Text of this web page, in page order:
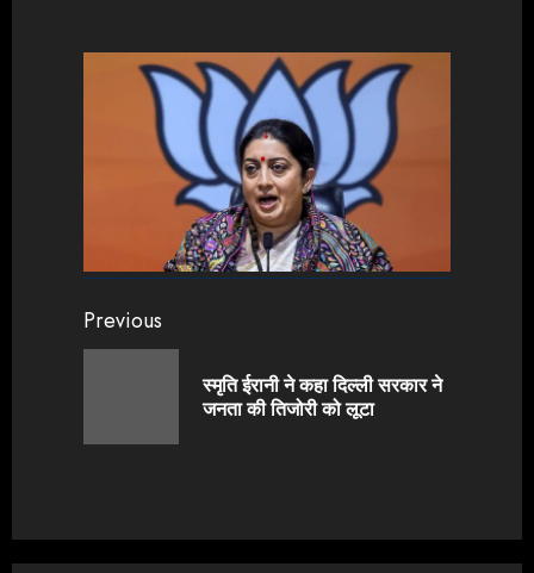
Continue
Previous
स्मृति ईरानी ने कहा दिल्ली सरकार ने
जनता की तिजोरी को लूटा